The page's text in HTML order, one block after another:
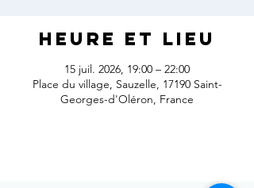
Heure et lieu
15 juil. 2026, 19:00 – 22:00
Place du village, Sauzelle, 17190 Saint-
Georges-d'Oléron, France